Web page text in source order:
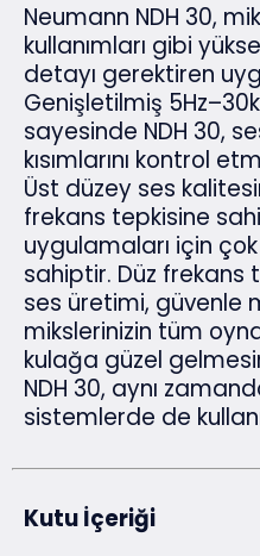
Neumann NDH 30,
kullanımları gibi
detayı gerektiren
Genişletilmiş
sayesinde NDH 30,
kısımlarını kontrol
Üst düzey ses
frekans tepkisine
uygulamaları için
sahiptir. Düz
ses üretimi, güvenle
mikslerinizin tüm
kulağa güzel
NDH 30, aynı
sistemlerde de
Kutu İçeriği